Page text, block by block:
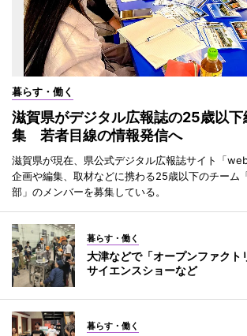
暮らす・働く
滋賀県がデジタル広報誌の25歳以下
集 若者目線の情報発信へ
滋賀県が現在、県公式デジタル広報誌サイト「
企画や編集、取材などに携わる25歳以下のチーム
部」のメンバーを募集している。
暮らす・働く
大津などで「オープンファク
サイエンスショーなど
暮らす・働く